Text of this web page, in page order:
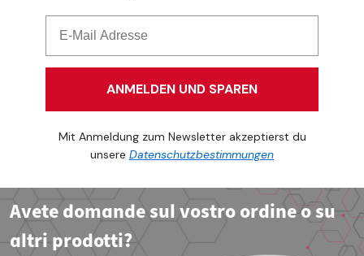
ANMELDEN UND SPAREN
Mit Anmeldung zum Newsletter akzeptierst du
unsere Datenschutzbestimmungen
Avete domande sul vostro ordine o su
altri prodotti?